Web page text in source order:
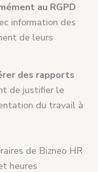
au RGPD
information des
de leurs
des rapports
de justifier le
du travail à
de Bizneo HR
heures